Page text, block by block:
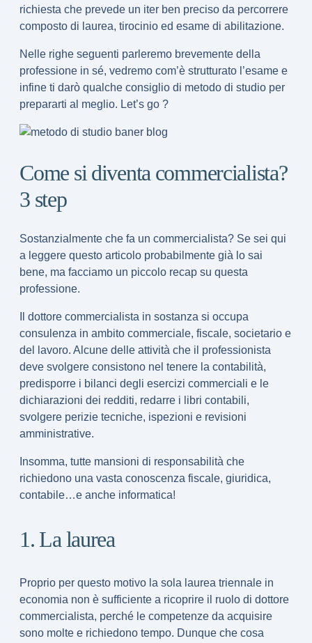
richiesta che prevede un iter ben preciso da percorrere
composto di laurea, tirocinio ed esame di abilitazione.
Nelle righe seguenti parleremo brevemente della
professione in sé, vedremo com’è strutturato l’esame e
infine ti darò qualche consiglio di metodo di studio per
prepararti al meglio. Let’s go ?
Come si diventa commercialista?
3 step
Sostanzialmente che fa un commercialista? Se sei qui
a leggere questo articolo probabilmente già lo sai
bene, ma facciamo un piccolo recap su questa
professione.
Il dottore commercialista in sostanza si occupa
consulenza in ambito commerciale, fiscale, societario e
del lavoro. Alcune delle attività che il professionista
deve svolgere consistono nel tenere la contabilità,
predisporre i bilanci degli esercizi commerciali e le
dichiarazioni dei redditi, redarre i libri contabili,
svolgere perizie tecniche, ispezioni e revisioni
amministrative.
Insomma, tutte mansioni di responsabilità che
richiedono una vastaconoscenza fiscale, giuridica,
contabile…e anche informatica!
1. La laurea
Proprio per questo motivo la sola laurea triennale in
economia non è sufficiente a ricoprire il ruolo di dottore
commercialista, perché le competenze da acquisire
sono molte e richiedono tempo. Dunque che cosa